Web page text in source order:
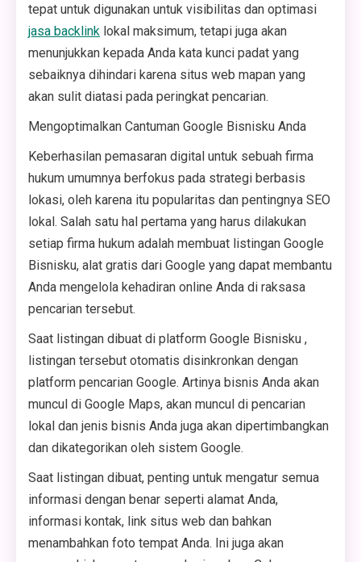
tepat untuk digunakan untuk visibilitas dan optimasi
jasa backlink lokal maksimum, tetapi juga akan
menunjukkan kepada Anda kata kunci padat yang
sebaiknya dihindari karena situs web mapan yang
akan sulit diatasi pada peringkat pencarian.
Mengoptimalkan Cantuman Google Bisnisku Anda
Keberhasilan pemasaran digital untuk sebuah firma
hukum umumnya berfokus pada strategi berbasis
lokasi, oleh karena itu popularitas dan pentingnya SEO
lokal. Salah satu hal pertama yang harus dilakukan
setiap firma hukum adalah membuat listingan Google
Bisnisku, alat gratis dari Google yang dapat membantu
Anda mengelola kehadiran online Anda di raksasa
pencarian tersebut.
Saat listingan dibuat di platform Google Bisnisku ,
listingan tersebut otomatis disinkronkan dengan
platform pencarian Google. Artinya bisnis Anda akan
muncul di Google Maps, akan muncul di pencarian
lokal dan jenis bisnis Anda juga akan dipertimbangkan
dan dikategorikan oleh sistem Google.
Saat listingan dibuat, penting untuk mengatur semua
informasi dengan benar seperti alamat Anda,
informasi kontak, link situs web dan bahkan
menambahkan foto tempat Anda. Ini juga akan